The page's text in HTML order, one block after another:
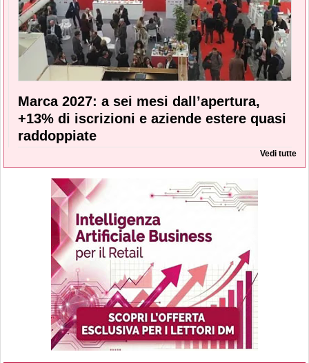
Marca 2027: a sei mesi dall’apertura,
+13% di iscrizioni e aziende estere quasi
raddoppiate
Vedi tutte